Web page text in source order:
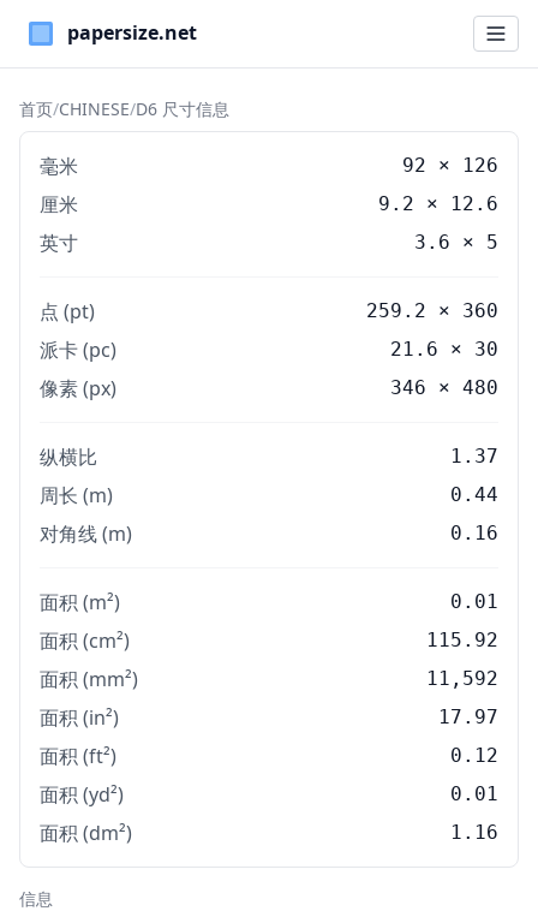
Paper Sizes
首页/CHINESE/D6 尺寸信息
毫米 92 × 126
厘米 9.2 × 12.6
英寸 3.6 × 5
点 (pt) 259.2 × 360
派卡 (pc) 21.6 × 30
像素 (px) 346 × 480
纵横比 1.37
周长 (m) 0.44
对角线 (m) 0.16
面积 (m²) 0.01
面积 (cm²) 115.92
面积 (mm²) 11,592
面积 (in²) 17.97
面积 (ft²) 0.12
面积 (yd²) 0.01
面积 (dm²) 1.16
信息